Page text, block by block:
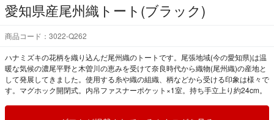
愛知県産尾州織トート(ブラック)
商品コード：3022-Q262
ハナミズキの花柄を織り込んだ尾州織のトートです。尾張地域(今の愛知県)は温
暖な気候の濃尾平野と木曽川の恵みを受けて奈良時代から織物(尾州織)の産地と
して発展してきました。使用する糸や織の組織、柄などから受ける印象は様々で
す。マグホック開閉式。内吊ファスナーポケット×1室。持ち手立上り約24cm。